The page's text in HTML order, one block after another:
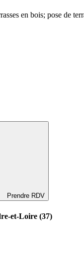
en bois; pose de
Prendre RDV
et-Loire (37)